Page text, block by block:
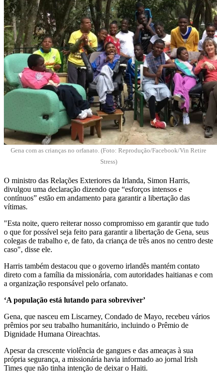
Gena com as crianças no orfanato. (Foto: Reprodução/Facebook/Vin Retire
Stress)
O ministro das Relações Exteriores da Irlanda, Simon Harris,
divulgou uma declaração dizendo que “esforços intensos e
contínuos” estão em andamento para garantir a libertação das
vítimas.
"Esta noite, quero reiterar nosso compromisso em garantir que tudo
o que for possível seja feito para garantir a libertação de Gena, seus
colegas de trabalho e, de fato, da criança de três anos no centro deste
caso", disse ele.
Harris também destacou que o governo irlandês mantém contato
direto com a família da missionária, com autoridades haitianas e com
a organização responsável pelo orfanato.
‘A população está lutando para sobreviver’
Gena, que nasceu em Liscarney, Condado de Mayo, recebeu vários
prêmios por seu trabalho humanitário, incluindo o Prêmio de
Dignidade Humana Oireachtas.
Apesar da crescente violência de gangues e das ameaças à sua
própria segurança, a missionária havia informado ao jornal Irish
Times que não tinha intenção de deixar o Haiti.